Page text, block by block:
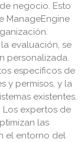
negocio. Esto
ManageEngine
evaluación, se
personalizada.
específicos de
y permisos, y la
existentes.
Los expertos de
las
el entorno del